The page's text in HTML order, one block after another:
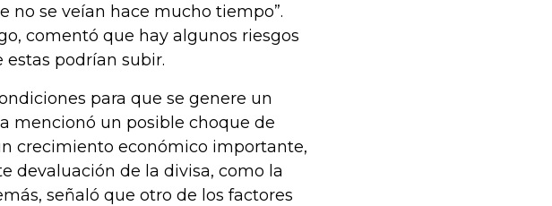
no se veían hace mucho tiempo”.
comentó que hay algunos riesgos
estas podrían subir.
para que se genere un
mencionó un posible choque de
crecimiento económico importante,
devaluación de la divisa, como la
señaló que otro de los factores